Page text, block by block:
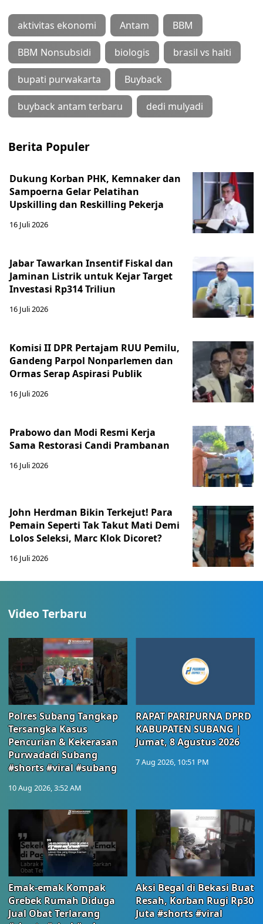
aktivitas ekonomi Antam BBM
BBM Nonsubsidi biologis brasil vs haiti
bupati purwakarta Buyback
buyback antam terbaru dedi mulyadi
Berita Populer
Dukung Korban PHK, Kemnaker dan
Sampoerna Gelar Pelatihan
Upskilling dan Reskilling Pekerja
16 Juli 2026
Jabar Tawarkan Insentif Fiskal dan
Jaminan Listrik untuk Kejar Target
Investasi Rp314 Triliun
16 Juli 2026
Komisi II DPR Pertajam RUU Pemilu,
Gandeng Parpol Nonparlemen dan
Ormas Serap Aspirasi Publik
16 Juli 2026
Prabowo dan Modi Resmi Kerja
Sama Restorasi Candi Prambanan
16 Juli 2026
John Herdman Bikin Terkejut! Para
Pemain Seperti Tak Takut Mati Demi
Lolos Seleksi, Marc Klok Dicoret?
16 Juli 2026
Video Terbaru
Polres Subang Tangkap
Tersangka Kasus
Pencurian & Kekerasan
Purwadadi Subang
#shorts #viral #subang
10 Aug 2026, 3:52 AM
RAPAT PARIPURNA DPRD
KABUPATEN SUBANG |
Jumat, 8 Agustus 2026
7 Aug 2026, 10:51 PM
Emak-emak Kompak
Grebek Rumah Diduga
Jual Obat Terlarang
Aksi Begal di Bekasi Buat
Resah, Korban Rugi Rp30
Juta #shorts #viral